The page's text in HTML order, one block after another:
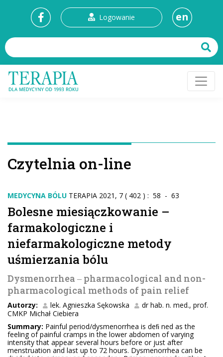
Logowanie en
Czytelnia on-line
MEDYCYNA BÓLU TERAPIA 2021, 7 ( 402 ) : 58 - 63
Bolesne miesiączkowanie –
farmakologiczne i
niefarmakologiczne metody
uśmierzania bólu
Dysmenorrhea ‒ pharmacological and non-
pharmacological methods of pain relief
Autorzy: lek. Agnieszka Sękowska
dr hab. n. med., prof.
CMKP Michał Ciebiera
Summary: Painful period/dysmenorrhea is deﬁ ned as the
feeling of painful cramps in the lower abdomen of varying
intensity that appear several hours before or just after
menstruation and last up to 72 hours. Dysmenorrhea can be